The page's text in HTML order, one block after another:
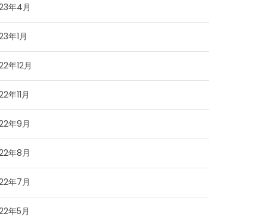
年4月
年1月
年12月
年11月
年9月
年8月
年7月
年5月